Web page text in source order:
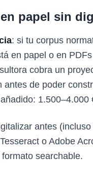
papel sin
: si tu corpus
en papel o en
cobra un
antes de poder
1.500–4.000
antes
o Adobe
searchable.